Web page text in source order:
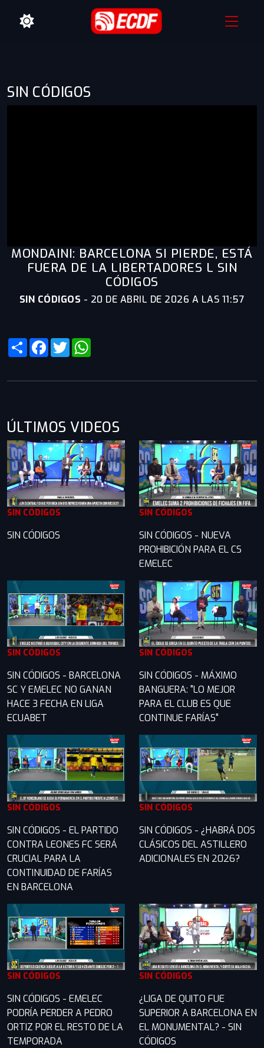
SIN CÓDIGOS
MONDAINI: BARCELONA SI PIERDE, ESTÁ
FUERA DE LA LIBERTADORES L SIN
CÓDIGOS
SIN CÓDIGOS - 20 DE ABRIL DE 2026 A LAS 11:57
ShareFacebook
Twitter
ÚLTIMOS VIDEOS
SIN CÓDIGOS
SIN CÓDIGOS
SIN CÓDIGOS
SIN CÓDIGOS - NUEVA
PROHIBICIÓN PARA EL CS
EMELEC
SIN CÓDIGOS
SIN CÓDIGOS - BARCELONA
SC Y EMELEC NO GANAN
HACE 3 FECHA EN LIGA
ECUABET
SIN CÓDIGOS
SIN CÓDIGOS - MÁXIMO
BANGUERA: "LO MEJOR
PARA EL CLUB ES QUE
CONTINUE FARÍAS"
SIN CÓDIGOS
SIN CÓDIGOS - EL PARTIDO
CONTRA LEONES FC SERÁ
CRUCIAL PARA LA
CONTINUIDAD DE FARÍAS
EN BARCELONA
SIN CÓDIGOS
SIN CÓDIGOS - ¿HABRÁ DOS
CLÁSICOS DEL ASTILLERO
ADICIONALES EN 2026?
SIN CÓDIGOS
SIN CÓDIGOS - EMELEC
PODRÍA PERDER A PEDRO
ORTIZ POR EL RESTO DE LA
TEMPORADA
SIN CÓDIGOS
¿LIGA DE QUITO FUE
SUPERIOR A BARCELONA EN
EL MONUMENTAL? - SIN
CÓDIGOS